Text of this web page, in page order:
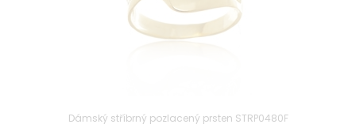
Dámský stříbrný pozlacený prsten STRP0480F